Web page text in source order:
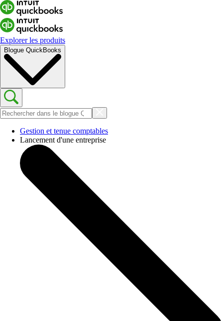
Explorer les produits
Blogue QuickBooks
Gestion et tenue comptables
Lancement d'une entreprise